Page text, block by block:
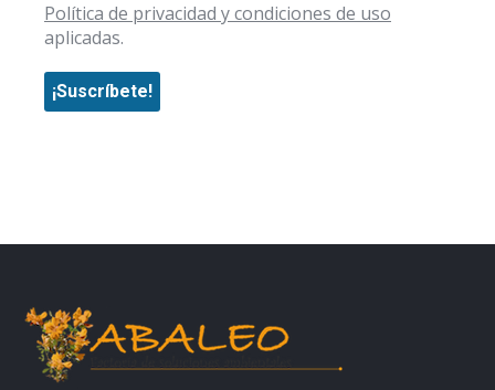
Política de privacidad y condiciones de uso
aplicadas.